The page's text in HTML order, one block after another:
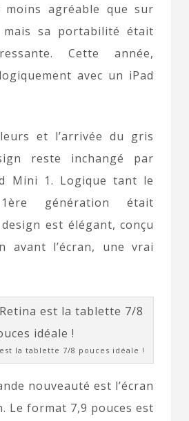
agréable que sur
mais sa portabilité était
Cette année,
avec un iPad
et l’arrivée du gris
reste inchangé par
Mini 1. Logique tant le
génération était
est élégant, conçu
avant l’écran, une vrai
la tablette 7/8 pouces idéale !
nouveauté est l’écran
Le format 7,9 pouces est